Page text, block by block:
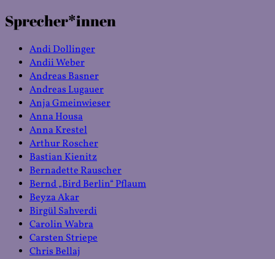
Sprecher*innen
Andi Dollinger
Andii Weber
Andreas Basner
Andreas Lugauer
Anja Gmeinwieser
Anna Housa
Anna Krestel
Arthur Roscher
Bastian Kienitz
Bernadette Rauscher
Bernd „Bird Berlin“ Pflaum
Beyza Akar
Birgül Sahverdi
Carolin Wabra
Carsten Striepe
Chris Bellaj